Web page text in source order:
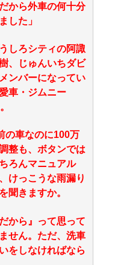
から外車の何十分
した」
しろシティの阿諏
、じゅんいちダビ
ンバーになってい
車・ジムニー
の車なのに100万
整も、ボタンでは
ろんマニュアル
けっこうな雨漏り
きますか。
から』って思って
せん。ただ、洗車
をしなければなら